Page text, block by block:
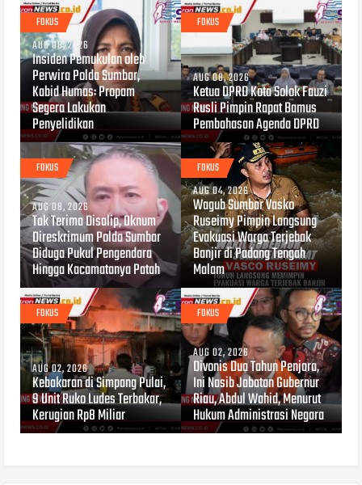
FOKUS
AUG 08, 2026
Insiden Pemukulan oleh
Perwira Polda Sumbar,
Kabid Humas: Propam
Segera Lakukan
Penyelidikan
FOKUS
AUG 08, 2026
Ketua DPRD Kota Solok Fauzi
Rusli Pimpin Rapat Bamus
Pembahasan Agenda DPRD
FOKUS
AUG 08, 2026
Tak Terima Disalip, Oknum
Direskrimum Polda Sumbar
Diduga Pukul Pengendara
Hingga Kacamatanya Patah
FOKUS
AUG 04, 2026
Wagub Sumbar Vasko
Ruseimy Pimpin Langsung
Evakuasi Warga Terjebak
Banjir di Padang Tengah
Malam
FOKUS
AUG 02, 2026
Kebakaran di Simpang Pulai,
9 Unit Ruko Ludes Terbakar,
Kerugian Rp8 Miliar
FOKUS
AUG 02, 2026
Divonis Dua Tahun Penjara,
Ini Nasib Jabatan Gubernur
Riau, Abdul Wahid, Menurut
Hukum Administrasi Negara